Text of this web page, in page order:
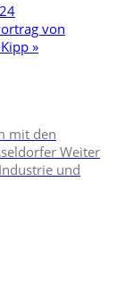
von
»
mit den
Weiter
und